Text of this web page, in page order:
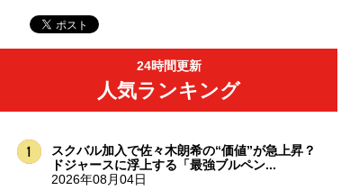
24時間更新
人気ランキング
スクバル加入で佐々木朗希の“価値”が急上昇？
ドジャースに浮上する「最強ブルペン...
2026年08月04日